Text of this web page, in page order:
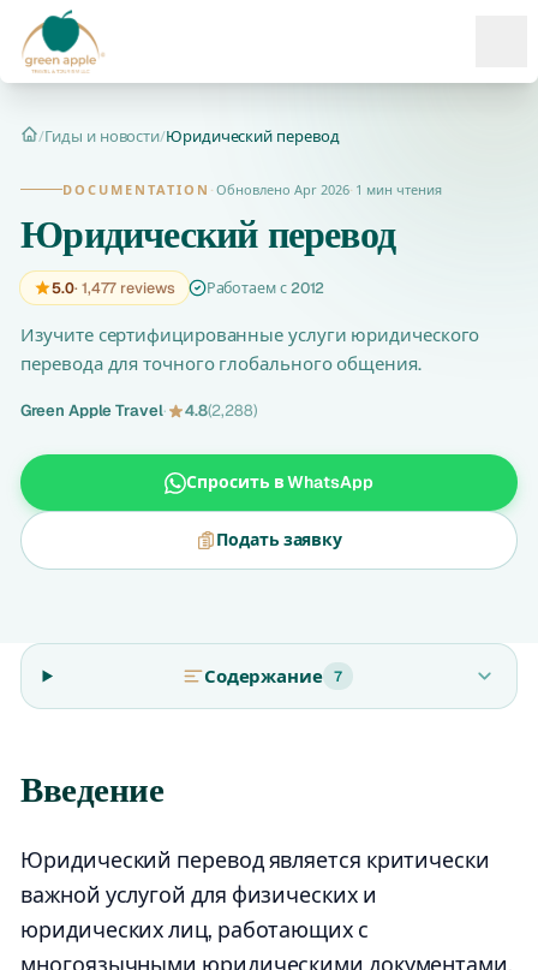
Главная
/Гиды и новости/Юридический перевод
DOCUMENTATION · Обновлено Apr 2026· 1 мин чтения
Юридический перевод
5.0· 1,477 reviews Работаем с 2012
Изучите сертифицированные услуги юридического
перевода для точного глобального общения.
Green Apple Travel· 4.8(2,288)
Спросить в WhatsApp
Подать заявку
Содержание 7
Введение
Юридический перевод является критически
важной услугой для физических и
юридических лиц, работающих с